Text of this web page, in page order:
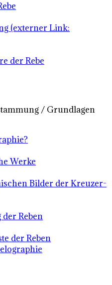
(externer Link:
der Rebe
/ Grundlagen
Werke
Bilder der Kreuzer-
Reben
der Reben